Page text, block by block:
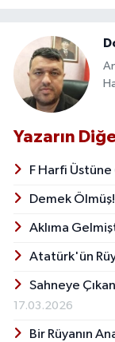
Yazarın
F Harfi Üstüne
Demek Ölmüş!
Aklıma
Atatürk'ün
Sahneye
17.03.2026
Bir Rüyanın